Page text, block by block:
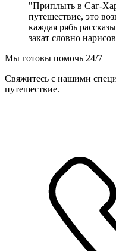
"Приплыть в Саг-
путешествие, это
каждая рябь
закат словно
Мы готовы помочь 24/7
Свяжитесь с нашими
путешествие.